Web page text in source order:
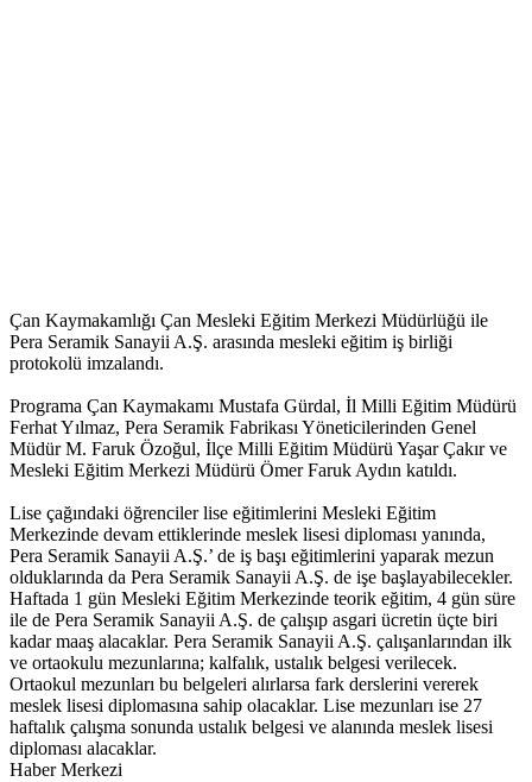
Çan Kaymakamlığı Çan Mesleki Eğitim Merkezi Müdürlüğü ile
Pera Seramik Sanayii A.Ş. arasında mesleki eğitim iş birliği
protokolü imzalandı.
Programa Çan Kaymakamı Mustafa Gürdal, İl Milli Eğitim Müdürü
Ferhat Yılmaz, Pera Seramik Fabrikası Yöneticilerinden Genel
Müdür M. Faruk Özoğul, İlçe Milli Eğitim Müdürü Yaşar Çakır ve
Mesleki Eğitim Merkezi Müdürü Ömer Faruk Aydın katıldı.
Lise çağındaki öğrenciler lise eğitimlerini Mesleki Eğitim
Merkezinde devam ettiklerinde meslek lisesi diploması yanında,
Pera Seramik Sanayii A.Ş.’ de iş başı eğitimlerini yaparak mezun
olduklarında da Pera Seramik Sanayii A.Ş. de işe başlayabilecekler.
Haftada 1 gün Mesleki Eğitim Merkezinde teorik eğitim, 4 gün süre
ile de Pera Seramik Sanayii A.Ş. de çalışıp asgari ücretin üçte biri
kadar maaş alacaklar. Pera Seramik Sanayii A.Ş. çalışanlarından ilk
ve ortaokulu mezunlarına; kalfalık, ustalık belgesi verilecek.
Ortaokul mezunları bu belgeleri alırlarsa fark derslerini vererek
meslek lisesi diplomasına sahip olacaklar. Lise mezunları ise 27
haftalık çalışma sonunda ustalık belgesi ve alanında meslek lisesi
diploması alacaklar.
Haber Merkezi